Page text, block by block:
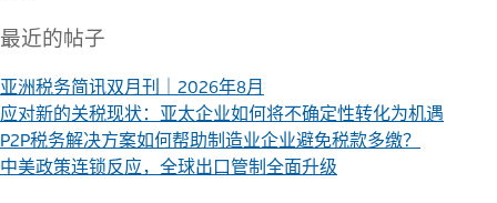
最近的帖子
亚洲税务简讯双月刊｜2026年8月
应对新的关税现状：亚太企业如何将不确定性转化为机遇
P2P税务解决方案如何帮助制造业企业避免税款多缴？
中美政策连锁反应，全球出口管制全面升级